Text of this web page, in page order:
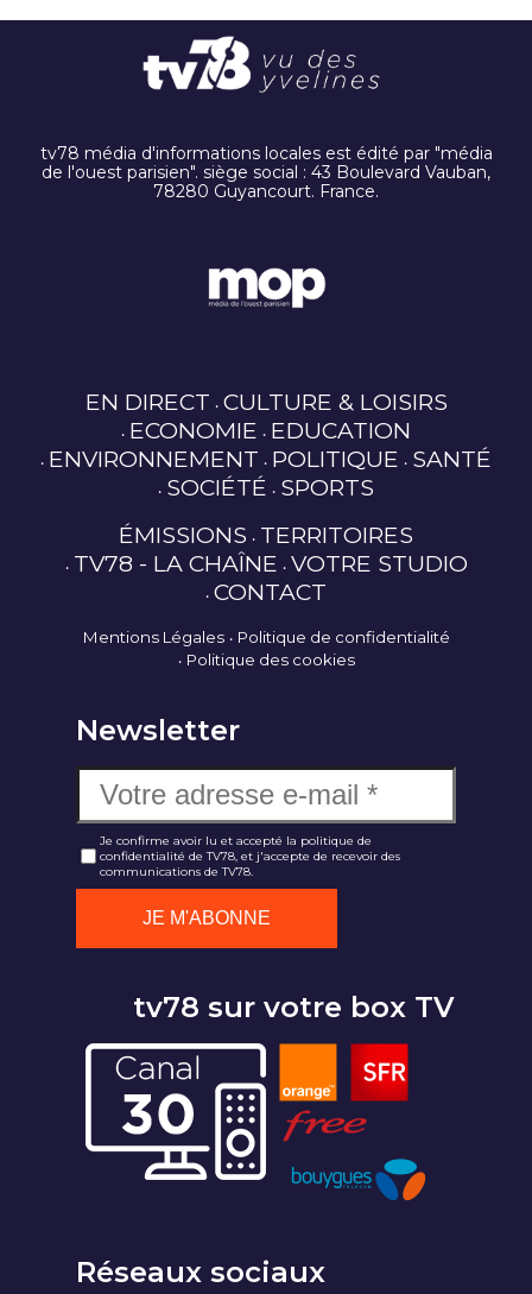
tv78 média d'informations locales est édité par "média
de l'ouest parisien". siège social : 43 Boulevard Vauban,
78280 Guyancourt. France.
EN DIRECT CULTURE & LOISIRS
ECONOMIE EDUCATION
ENVIRONNEMENT POLITIQUE SANTÉ
SOCIÉTÉ SPORTS
ÉMISSIONS TERRITOIRES
TV78 - LA CHAÎNE VOTRE STUDIO
CONTACT
Mentions Légales
Politique de confidentialité
Politique des cookies
Newsletter
Je confirme avoir lu et accepté la politique de
confidentialité de TV78, et j'accepte de recevoir des
communications de TV78.
tv78 sur votre box TV
Réseaux sociaux